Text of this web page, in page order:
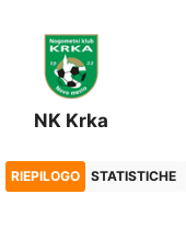
NK Krka
RIEPILOGO STATISTICHE